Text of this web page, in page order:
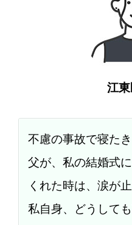
江
不慮の事故で寝た
父が、私の結婚式
くれた時は、涙が
私自身、どうして